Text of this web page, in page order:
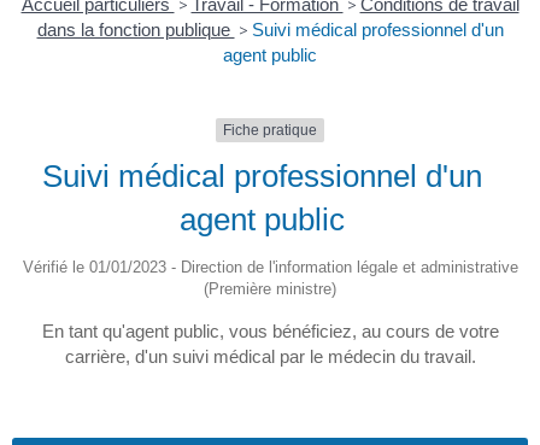
Accueil particuliers > Travail - Formation > Conditions de travail
dans la fonction publique > Suivi médical professionnel d'un
agent public
Fiche pratique
Suivi médical professionnel d'un
agent public
Vérifié le 01/01/2023 - Direction de l'information légale et administrative
(Première ministre)
En tant qu'agent public, vous bénéficiez, au cours de votre
carrière, d'un suivi médical par le médecin du travail.